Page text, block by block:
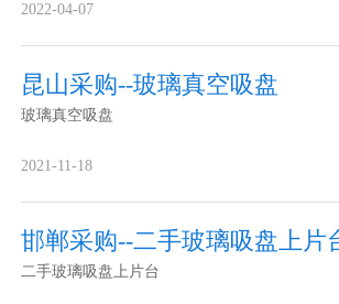
2022-04-07
昆山采购--玻璃真空吸盘
玻璃真空吸盘
2021-11-18
邯郸采购--二手玻璃吸盘上片
二手玻璃吸盘上片台